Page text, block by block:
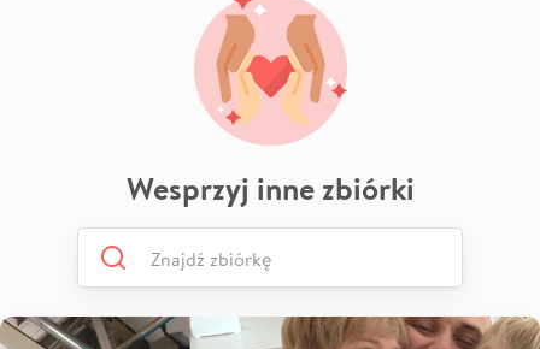
Wesprzyj inne zbiórki